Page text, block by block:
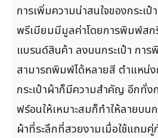
การเพิ่มความน่าสนใจของกระเป๋
พรีเมียมมีมูลค่าโดยการพิมพ์สก
แบรนด์สินค้า ลงบนกระเป๋า กา
สามารถพิมพ์ได้หลายสี ตำแหน่
กระเป๋าผ้าก็มีความสำคัญ อีกทั่ง
ฟร์อนให้เหมาะสมก็ทำให้ลายบน
ผ้าที่ระลึกที่สวยงามเมื่อใช้แถม